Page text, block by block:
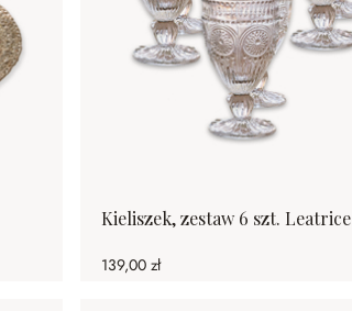
Kieliszek, zestaw 6 szt. Leatrice
139,00 zł